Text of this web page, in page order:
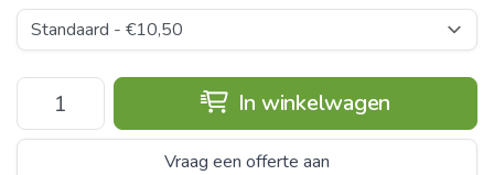
In winkelwagen
Vraag een offerte aan